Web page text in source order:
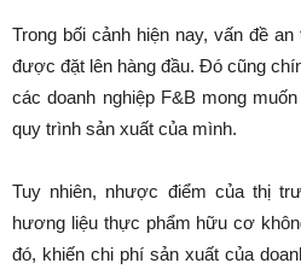
Trong bối cảnh hiện nay, vấn đề
được đặt lên hàng đầu. Đó cũng
các doanh nghiệp F&B mong
quy trình sản xuất của mình.
Tuy nhiên, nhược điểm của thị
hương liệu thực phẩm hữu cơ
đó, khiến chi phí sản xuất của